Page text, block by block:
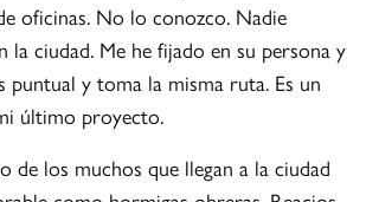
oficinas. No lo conozco. Nadie
la ciudad. Me he fijado en su persona y
puntual y toma la misma ruta. Es un
último proyecto.
de los muchos que llegan a la ciudad